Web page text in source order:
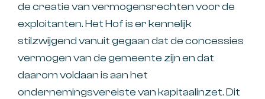
de creatie van vermogensrechten voor de
exploitanten. Het Hof is er kennelijk
stilzwijgend vanuit gegaan dat de concessies
vermogen van de gemeente zijn en dat
daarom voldaan is aan het
ondernemingsvereiste van kapitaalinzet. Dit